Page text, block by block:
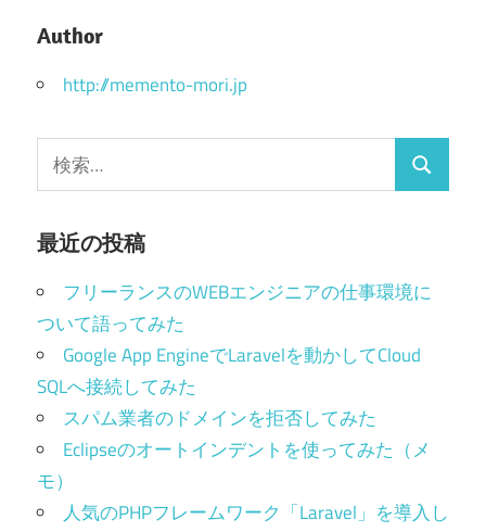
Author
http://memento-mori.jp
索:
検
最近の投稿
フリーランスのWEBエンジニアの仕事環境に
ついて語ってみた
Google App EngineでLaravelを動かしてCloud
SQLへ接続してみた
スパム業者のドメインを拒否してみた
Eclipseのオートインデントを使ってみた（メ
モ）
人気のPHPフレームワーク「Laravel」を導入し